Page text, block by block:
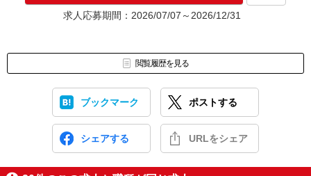
求人応募期間：2026/07/07～2026/12/31
閲覧履歴を見る
ブックマーク ポストする
シェアする URLをシェア